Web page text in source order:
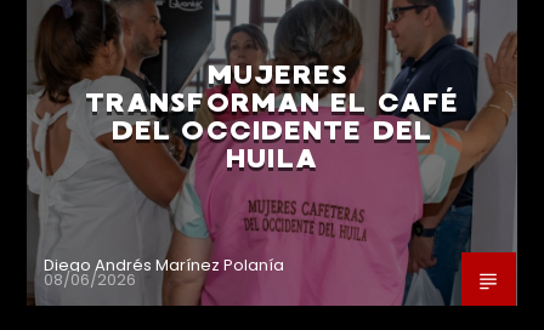
MUJERES
TRANSFORMAN EL CAFÉ
DEL OCCIDENTE DEL
HUILA
Diego Andrés Marínez Polanía
08/06/2026